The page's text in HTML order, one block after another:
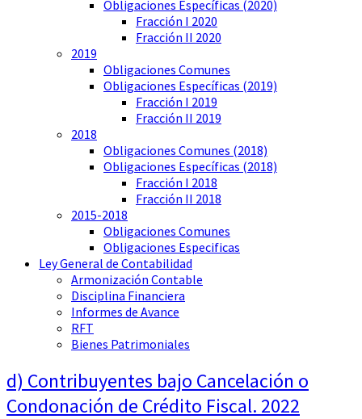
Obligaciones Específicas (2020)
Fracción I 2020
Fracción II 2020
2019
Obligaciones Comunes
Obligaciones Específicas (2019)
Fracción I 2019
Fracción II 2019
2018
Obligaciones Comunes (2018)
Obligaciones Específicas (2018)
Fracción I 2018
Fracción II 2018
2015-2018
Obligaciones Comunes
Obligaciones Especificas
Ley General de Contabilidad
Armonización Contable
Disciplina Financiera
Informes de Avance
RFT
Bienes Patrimoniales
d) Contribuyentes bajo Cancelación o
Condonación de Crédito Fiscal. 2022